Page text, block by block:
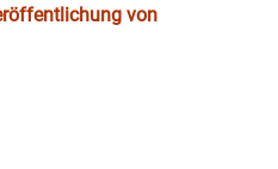
von